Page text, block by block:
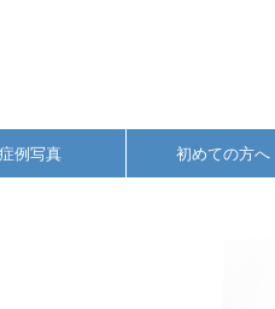
症例写真 初めての方へ